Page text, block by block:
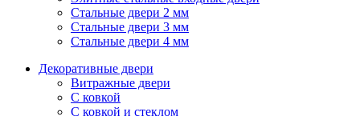
Стальные двери 2 мм
Стальные двери 3 мм
Стальные двери 4 мм
Декоративные двери
Витражные двери
С ковкой
С ковкой и стеклом